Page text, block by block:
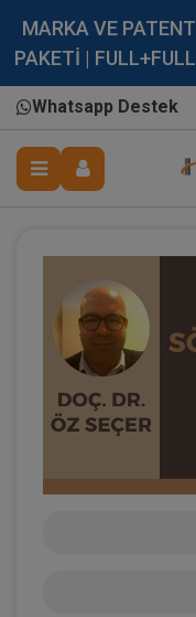
MARKA VE
PAKETİ |
Whatsapp Destek